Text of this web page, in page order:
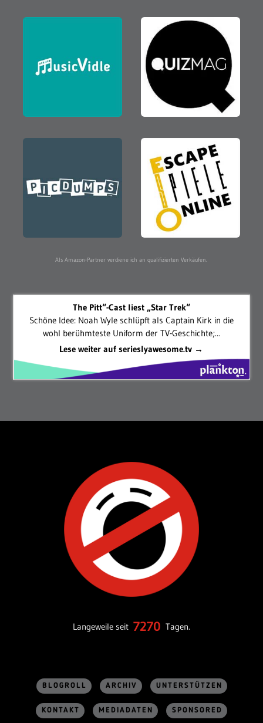
Als Amazon-Partner verdiene ich an qualifizierten Verkäufen.
The Pitt“-Cast liest „Star Trek“
Schöne Idee: Noah Wyle schlüpft als Captain Kirk in die
wohl berühmteste Uniform der TV-Geschichte;...
Lese weiter auf serieslyawesome.tv →
Langeweile seit 7270 Tagen.
BLOGROLL ARCHIV UNTERSTÜTZEN
KONTAKT MEDIADATEN SPONSORED